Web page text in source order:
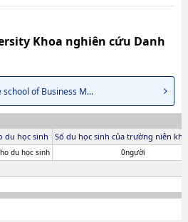
Khoa nghiên cứu Danh
school of Business M...
du học sinh Số du học sinh của trường niên
du học sinh 0người